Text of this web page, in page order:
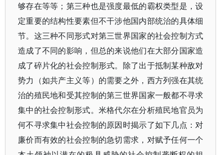
够存在等等；第三种也是强度最低的霸权类型是，设
定重要的结构性要素但不干涉他国内部统治的具体细
节。这三种不同形式对第三世界国家的社会控制方式
造成了不同的影响，但总的来说他们在大部分国家造
成了碎片化的社会控制形式。除了出于抵制某种敌对
势力（如共产主义等）的需要之外，西方列强在其统
治的殖民地和受其控制的第三世界国家一般都不寻求
集中的社会控制形式。米格代尔在分析殖民地官员为
何不寻求集中社会控制的原因时揭示了如下几点：对
廉价而有效的社会控制的急切需求，对赋予任何一个